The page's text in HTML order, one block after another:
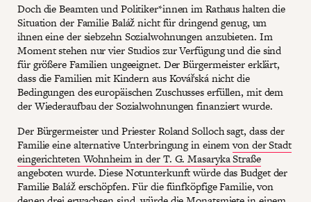
Doch die Beamten und Politiker*innen im Rathaus halten die
Situation der Familie Baláž nicht für dringend genug, um
ihnen eine der siebzehn Sozialwohnungen anzubieten. Im
Moment stehen nur vier Studios zur Verfügung und die sind
für größere Familien ungeeignet. Der Bürgermeister erklärt,
dass die Familien mit Kindern aus Kovářská nicht die
Bedingungen des europäischen Zuschusses erfüllen, mit dem
der Wiederaufbau der Sozialwohnungen finanziert wurde.
Der Bürgermeister und Priester Roland Solloch sagt, dass der
Familie eine alternative Unterbringung in einemvon der Stadt
eingerichteten Wohnheim in der T. G. Masaryka Straße
angeboten wurde. Diese Notunterkunft würde das Budget der
Familie Baláž erschöpfen. Für die fünfköpfige Familie, von